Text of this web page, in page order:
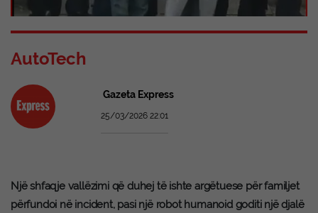
AutoTech
Gazeta Express
25/03/2026 22:01
Një shfaqje vallëzimi që duhej të ishte argëtuese për familjet
përfundoi në incident, pasi një robot humanoid goditi një djalë